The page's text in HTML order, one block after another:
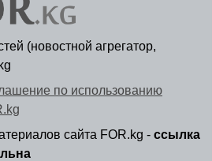
(новостной агрегатор,
по использованию
сайта FOR.kg - ссылка